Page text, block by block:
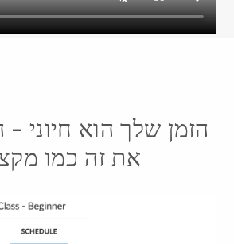
הזמן שלך הוא חיוני
את זה כמו